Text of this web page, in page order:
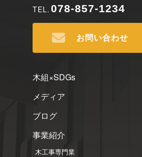
TEL. 078-857-1234
お問い合わせ
木組×SDGs
メディア
ブログ
事業紹介
木工事専門業